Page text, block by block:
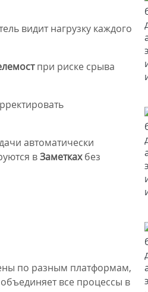
видит нагрузку каждого
при риске срыва
автоматически
вЗаметкахбез
по разным платформам,
все процессы в